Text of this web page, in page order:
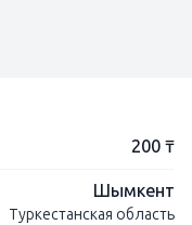
200 ₸
Шымкент
Туркестанская область